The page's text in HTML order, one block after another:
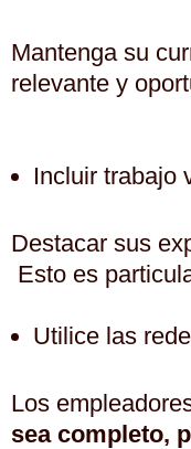
Mantenga su
relevante y
Incluir trabajo
Destacar sus
Esto es
Utilice las
Los
sea completo,